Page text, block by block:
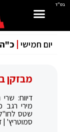
בס"ד
יום חמישי
מבזקן
דיווח:
מירי
שטס
סמוטריץ'